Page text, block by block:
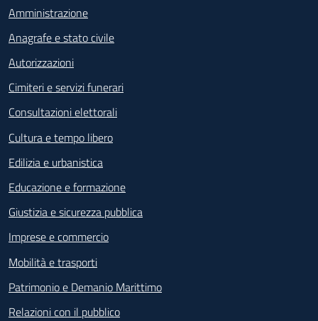
Amministrazione
Anagrafe e stato civile
Autorizzazioni
Cimiteri e servizi funerari
Consultazioni elettorali
Cultura e tempo libero
Edilizia e urbanistica
Educazione e formazione
Giustizia e sicurezza pubblica
Imprese e commercio
Mobilità e trasporti
Patrimonio e Demanio Marittimo
Relazioni con il pubblico